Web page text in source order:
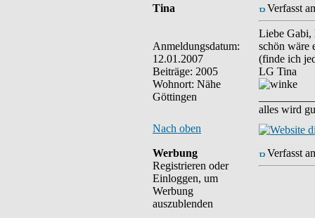
Tina
Anmeldungsdatum:
12.01.2007
Beiträge: 2005
Wohnort: Nähe
Göttingen
Verfasst
Liebe Gabi,
schön wäre
(finde ich
LG Tina
alles wird
Nach oben
Werbung
Registrieren oder
Einloggen, um
Werbung
auszublenden
Verfasst